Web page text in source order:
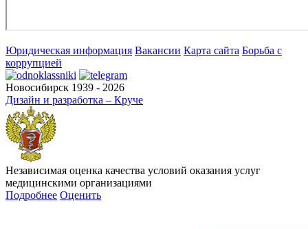
Юридическая информация Вакансии Карта сайта Борьба с
коррупцией
Новосибирск 1939 - 2026
Дизайн и разработка – Круче
Независимая оценка качества условий оказания услуг
медицинскими организациями
Подробнее Оценить